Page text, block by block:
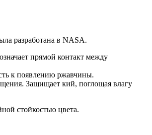
разработана в NASA.
прямой контакт между
к появлению ржавчины.
Защищает кий, поглощая влагу
стойкостью цвета.